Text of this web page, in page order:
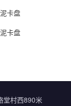
卡盘
卡盘
堂村西890米